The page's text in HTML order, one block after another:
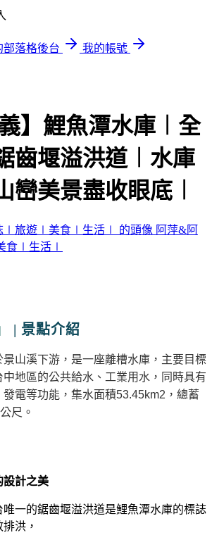
部落格後台
我的帳號
義】鯉魚潭水庫︱全
齒堰溢洪道︱水庫
巒美景盡收眼底︱
阿萍&阿
食∣生活∣
| 景點介紹
景山溪下游，是一座離槽水庫，主要目標
地區的公共給水、工業用水，同時具有
電等功能，集水面積53.45km2 ，總蓄
尺。
設計之美
唯一的鋸齒堰溢洪道是鯉魚潭水庫的標誌
洪，